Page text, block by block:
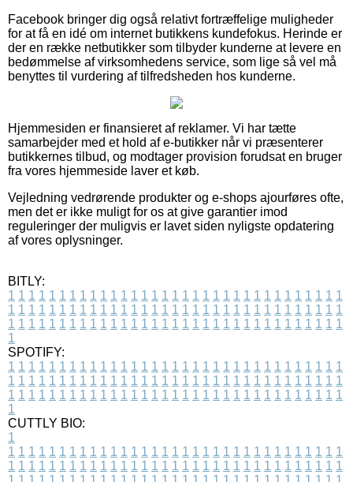
Facebook bringer dig også relativt fortræffelige muligheder
for at få en idé om internet butikkens kundefokus. Herinde er
der en række netbutikker som tilbyder kunderne at levere en
bedømmelse af virksomhedens service, som lige så vel må
benyttes til vurdering af tilfredsheden hos kunderne.
Hjemmesiden er finansieret af reklamer. Vi har tætte
samarbejder med et hold af e-butikker når vi præsenterer
butikkernes tilbud, og modtager provision forudsat en bruger
fra vores hjemmeside laver et køb.
Vejledning vedrørende produkter og e-shops ajourføres ofte,
men det er ikke muligt for os at give garantier imod
reguleringer der muligvis er lavet siden nyligste opdatering
af vores oplysninger.
BITLY:
1 1 1 1 1 1 1 1 1 1 1 1 1 1 1 1 1 1 1 1 1 1 1 1 1 1 1 1 1 1 1 1 1
1 1 1 1 1 1 1 1 1 1 1 1 1 1 1 1 1 1 1 1 1 1 1 1 1 1 1 1 1 1 1 1 1
1 1 1 1 1 1 1 1 1 1 1 1 1 1 1 1 1 1 1 1 1 1 1 1 1 1 1 1 1 1 1 1 1
1
SPOTIFY:
1 1 1 1 1 1 1 1 1 1 1 1 1 1 1 1 1 1 1 1 1 1 1 1 1 1 1 1 1 1 1 1 1
1 1 1 1 1 1 1 1 1 1 1 1 1 1 1 1 1 1 1 1 1 1 1 1 1 1 1 1 1 1 1 1 1
1 1 1 1 1 1 1 1 1 1 1 1 1 1 1 1 1 1 1 1 1 1 1 1 1 1 1 1 1 1 1 1 1
1
CUTTLY BIO:
1
1 1 1 1 1 1 1 1 1 1 1 1 1 1 1 1 1 1 1 1 1 1 1 1 1 1 1 1 1 1 1 1 1
1 1 1 1 1 1 1 1 1 1 1 1 1 1 1 1 1 1 1 1 1 1 1 1 1 1 1 1 1 1 1 1 1